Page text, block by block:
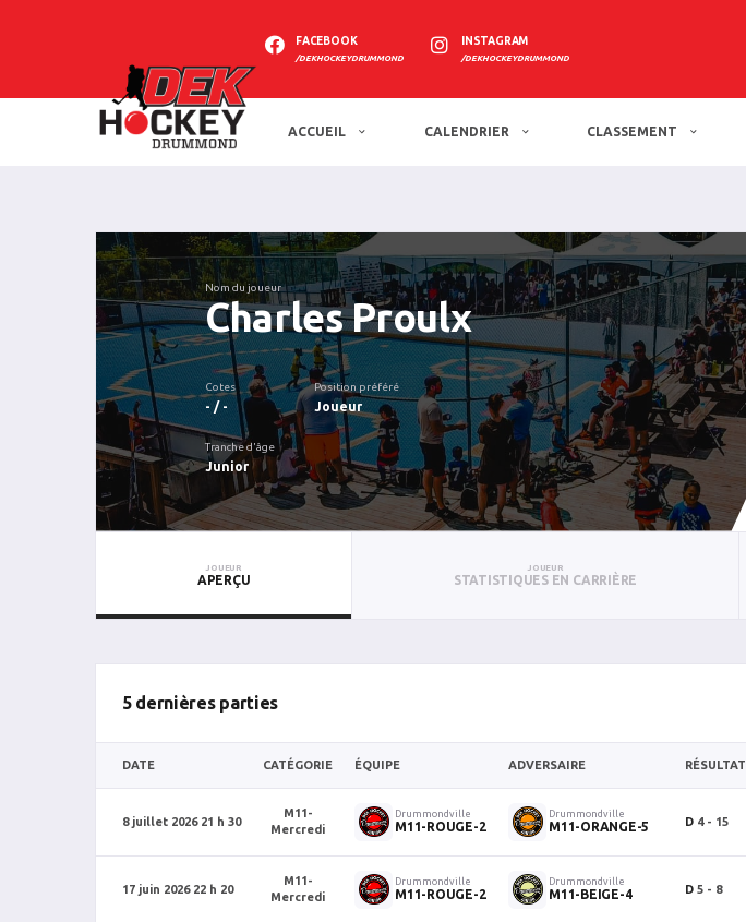
FACEBOOK
/DEKHOCKEYDRUMMOND
INSTAGRAM
/DEKHOCKEYDRUMMOND
ACCUEIL CALENDRIER CLASSEMENT
Nom du joueur
Charles Proulx
Cotes
- / -
Position préféré
Joueur
Tranche d'âge
Junior
JOUEUR
APERÇU
JOUEUR
STATISTIQUES EN CARRIÈRE
5 dernières parties
DATE CATÉGORIE ÉQUIPE ADVERSAIRE RÉSULTAT
8 juillet 2026 21 h 30
M11-
Mercredi
Drummondville
M11-ROUGE-2
Drummondville
M11-ORANGE-5 D 4 - 15
17 juin 2026 22 h 20
M11-
Mercredi
Drummondville
M11-ROUGE-2
Drummondville
M11-BEIGE-4 D 5 - 8